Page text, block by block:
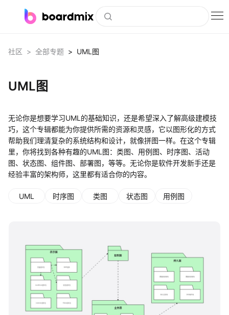
下载
企业服务
私有化部署
客户案例
知识分享社区
社区 > 全部专题 > UML图
UML图
无论你是想要学习UML的基础知识，还是希望深入了解高级建模技
巧，这个专辑都能为你提供所需的资源和灵感，它以图形化的方式
帮助我们理清复杂的系统结构和设计，就像拼图一样。在这个专辑
里，你将找到各种有趣的UML图：类图、用例图、时序图、活动
图、状态图、组件图、部署图，等等。无论你是软件开发新手还是
经验丰富的架构师，这里都有适合你的内容。
UML 时序图 类图 状态图 用例图
boardmix